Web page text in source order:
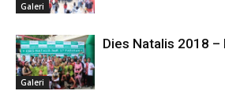
Galeri
Galeri
Dies Natalis 2018 –